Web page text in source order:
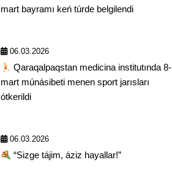
mart bayramı keń túrde belgilendi
06.03.2026
Qaraqalpaqstan medicina institutında 8-
mart múnásibeti menen sport jarısları
ótkerildi
06.03.2026
“Sizge tájim, áziz hayallar!”